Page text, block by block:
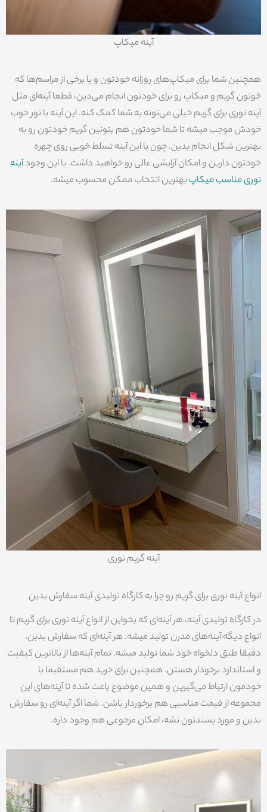
آینه میکاپ
همچنین شما برای میکاپ‌های روزانه خودتون و یا برخی از مراسم‌ها که
خوتون گریم و میکاپ رو برای خودتون انجام می‌دین، قطعا آینه‌ای مثل
آینه نوری برای گریم خیلی می‌تونه به شما کمک کنه. این آینه با نور خوب
خودش موجب میشه تا شما خودتون هم بتونین گریم خودتون رو به
بهترین شکل انجام بدین. چون با این آینه تسلط خوبی روی چهره
خودتون دارین و امکان آرایشی عالی رو خواهید داشت. با این وجودآینه
نوری مناسب میکاپبهترین انتخاب ممکن محسوب میشه.
آینه گریم نوری
انواع آینه نوری برای گریم رو چرا به کارگاه تولیدی آینه سفارش بدین
در کارگاه تولیدی آینه، هر آینه‌ای که بخواین از انواع آینه نوری برای گریم تا
انواع دیگه‌ آینه‌های مدرن تولید میشه. هر آینه‌ای که سفارش بدین،
دقیقا طبق دلخواه خود شما تولید میشه. تمام آینه‌ها از بالاترین کیفیت
و استاندارد برخودار هستن. همچنین برای خرید هم مستقیما با
خودمون ارتباط می‌گیرین و همین موضوع باعث شده تا آینه‌های این
مجموعه از قیمت مناسبی هم برخوردار باشن. شما اگر آینه‌ای رو سفارش
بدین و مورد پسندتون نشه، امکان مرجوعی هم وجود داره.